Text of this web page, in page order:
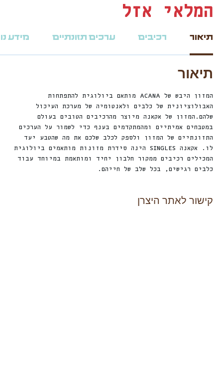
המלאי אזל
תיאור רכיבים ערכים תזונתיים מידע
תיאור
המזון היבש של ACANA מותאם ביולוגית להתפתחות
האבולוציונית של כלבים ולאנטומיה של מערכת העיכול
שלהם.המזון של אקאנה מיוצר מהרכיבים הטובים בעולם
במטבחים אמיתיים ומהמתקדמים בענף כדי לשמור על הערכים
התזונתיים של המזון ולספק לכלב שלכם את מה שהטבע יעד
לו. אקאנה SINGLES הינה סידרת מזונות מותאמים ביולוגית
המכילים רכיבים ממקור חלבון יחיד ומותאמת במיוחד עבוד
כלבים רגישים, בכל שלב של חייהם.
קישור לאתר היצרן